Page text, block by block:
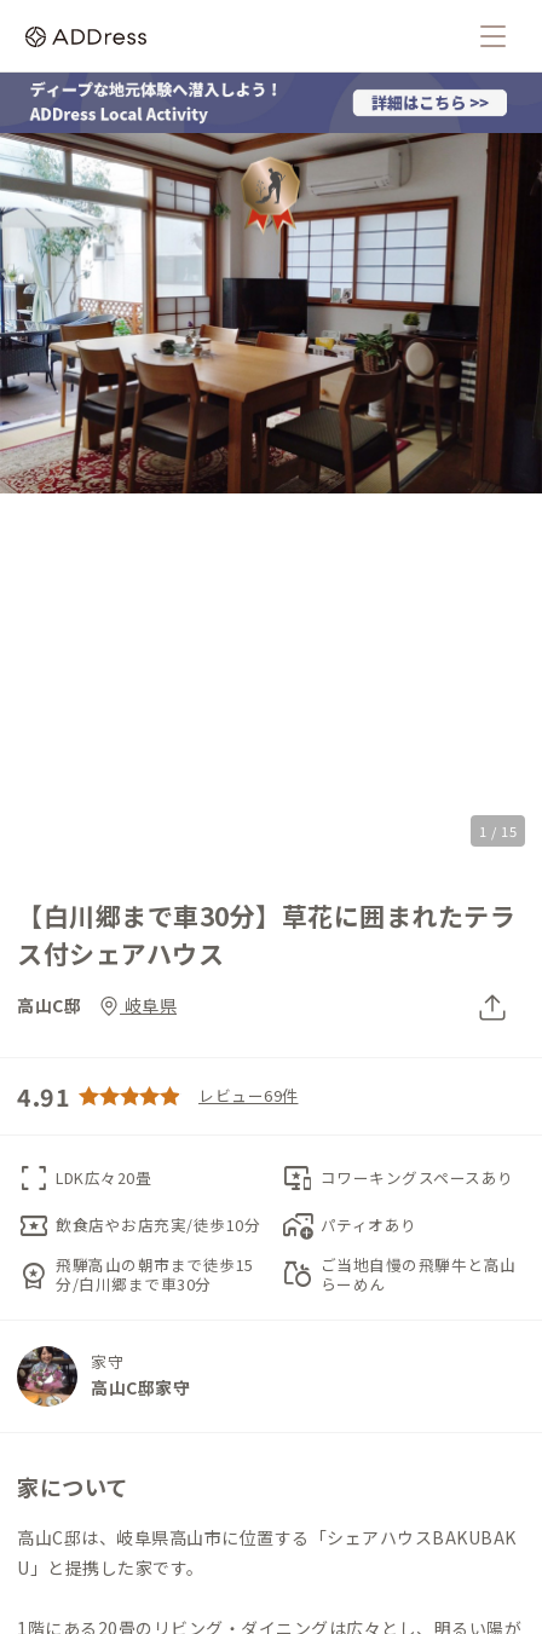
1 / 15
【白川郷まで車30分】草花に囲まれたテラ
ス付シェアハウス
高山C邸 岐阜県
4.91 レビュー69件
fullscreen LDK広々20畳 important_devices コワーキングスペースあり
local_activity 飲食店やお店充実/徒歩10分 add_home_work パティオあり
workspace_premium 飛騨高山の朝市まで徒歩15
分/白川郷まで車30分
grocery ご当地自慢の飛騨牛と高山
らーめん
家守
高山C邸家守
家について
高山C邸は、岐阜県高山市に位置する「シェアハウスBAKUBAK
U」と提携した家です。
1階にある20畳のリビング・ダイニングは広々とし、明るい陽が